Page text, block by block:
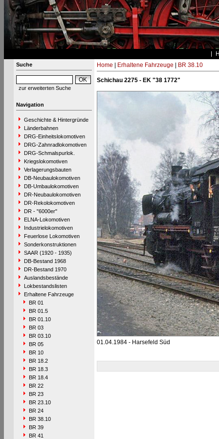
Suche
zur erweiterten Suche
Navigation
Geschichte & Hintergründe
Länderbahnen
DRG-Einheitslokomotiven
DRG-Zahnradlokomotiven
DRG-Schmalspurlok.
Kriegslokomotiven
Verlagerungsbauten
DB-Neubaulokomotiven
DB-Umbaulokomotiven
DR-Neubaulokomotiven
DR-Rekolokomotiven
DR - "6000er"
ELNA-Lokomotiven
Industrielokomotiven
Feuerlose Lokomotiven
Sonderkonstruktionen
SAAR (1920 - 1935)
DB-Bestand 1968
DR-Bestand 1970
Auslandsbestände
Lokbestandslisten
Erhaltene Fahrzeuge
BR 01
BR 01.5
BR 01.10
BR 03
BR 03.10
BR 05
BR 10
BR 18.2
BR 18.3
BR 18.4
BR 22
BR 23
BR 23.10
BR 24
BR 38.10
BR 39
BR 41
Home Erhaltene Fahrzeuge BR 38.10
Schichau 2275 - EK "38 1772"
01.04.1984 - Harsefeld Süd